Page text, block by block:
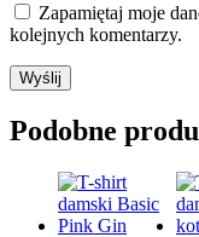
Zapamiętaj moje
kolejnych komentarzy.
Podobne